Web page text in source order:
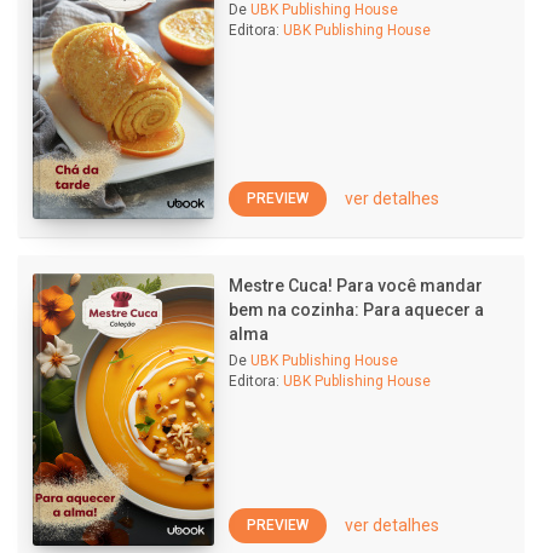
De UBK Publishing House
Editora: UBK Publishing House
PREVIEW ver detalhes
Mestre Cuca! Para você mandar
bem na cozinha: Para aquecer a
alma
De UBK Publishing House
Editora: UBK Publishing House
PREVIEW ver detalhes